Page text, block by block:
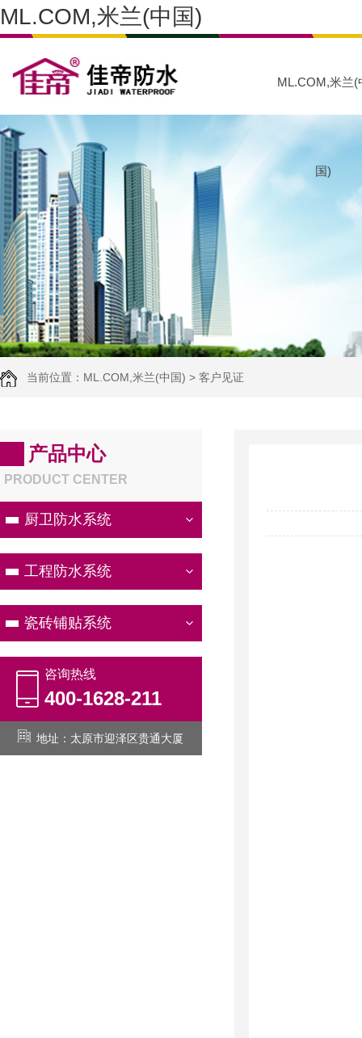
ML.COM,米兰(中国)
ML.COM,米兰(
国)
当前位置： ML.COM,米兰(中国) > 客户见证
产品中心
PRODUCT CENTER
厨卫防水系统
工程防水系统
瓷砖铺贴系统
咨询热线
400-1628-211
地址：太原市迎泽区贵通大厦